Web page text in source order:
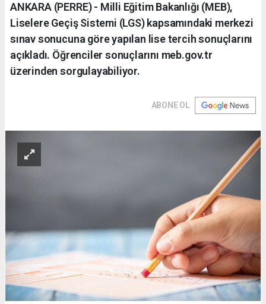
ANKARA (PERRE) - Milli Eğitim Bakanlığı (MEB),
Liselere Geçiş Sistemi (LGS) kapsamındaki merkezi
sınav sonucuna göre yapılan lise tercih sonuçlarını
açıkladı. Öğrenciler sonuçlarını meb.gov.tr
üzerinden sorgulayabiliyor.
ABONE OL